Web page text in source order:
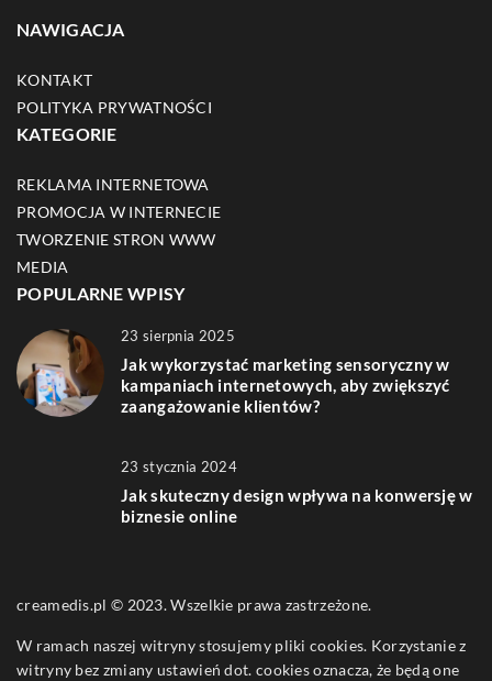
NAWIGACJA
KONTAKT
POLITYKA PRYWATNOŚCI
KATEGORIE
REKLAMA INTERNETOWA
PROMOCJA W INTERNECIE
TWORZENIE STRON WWW
MEDIA
POPULARNE WPISY
23 sierpnia 2025
Jak wykorzystać marketing sensoryczny w
kampaniach internetowych, aby zwiększyć
zaangażowanie klientów?
23 stycznia 2024
Jak skuteczny design wpływa na konwersję w
biznesie online
creamedis.pl © 2023. Wszelkie prawa zastrzeżone.
W ramach naszej witryny stosujemy pliki cookies. Korzystanie z
witryny bez zmiany ustawień dot. cookies oznacza, że będą one